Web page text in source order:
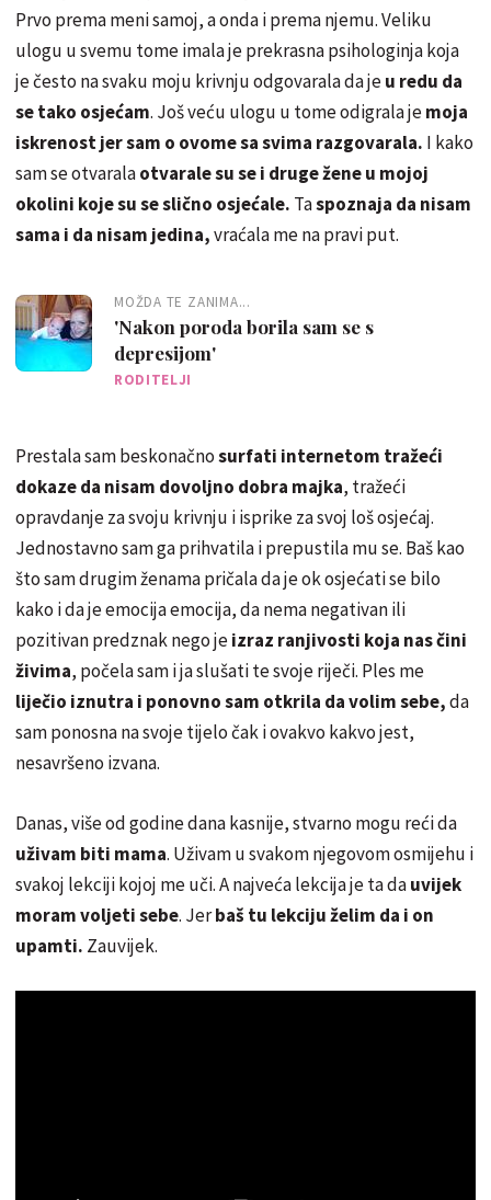
Prvo prema meni samoj, a onda i prema njemu. Veliku
ulogu u svemu tome imala je prekrasna psihologinja koja
je često na svaku moju krivnju odgovarala da jeu redu da
se tako osjećam. Još veću ulogu u tome odigrala jemoja
iskrenost jer sam o ovome sa svima razgovarala. I kako
sam se otvaralaotvarale su se i druge žene u mojoj
okolini koje su se slično osjećale. Taspoznaja da nisam
sama i da nisam jedina,vraćala me na pravi put.
MOŽDA TE ZANIMA...
'Nakon poroda borila sam se s
depresijom'
RODITELJI
Prestala sam beskonačnosurfati internetom tražeći
dokaze da nisam dovoljno dobra majka, tražeći
opravdanje za svoju krivnju i isprike za svoj loš osjećaj.
Jednostavno sam ga prihvatila i prepustila mu se. Baš kao
što sam drugim ženama pričala da je ok osjećati se bilo
kako i da je emocija emocija, da nema negativan ili
pozitivan predznak nego jeizraz ranjivosti koja nas čini
živima, počela sam i ja slušati te svoje riječi. Ples me
liječio iznutra i ponovno sam otkrila da volim sebe,da
sam ponosna na svoje tijelo čak i ovakvo kakvo jest,
nesavršeno izvana.
Danas, više od godine dana kasnije, stvarno mogu reći da
uživam biti mama. Uživam u svakom njegovom osmijehu i
svakoj lekciji kojoj me uči. A najveća lekcija je ta dauvijek
moram voljeti sebe. Jerbaš tu lekciju želim da i on
upamti. Zauvijek.